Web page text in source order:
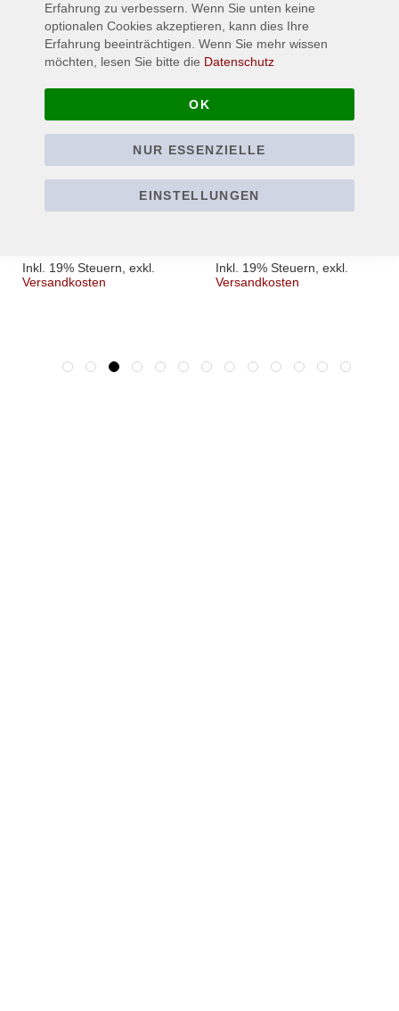
DEATH - Scream
Bloody Gore - Line Art -
White - T-Shirt
Inkl. 19% Steuern exkl.
Versandkosten
DEATH - Scream
Bloody Gore - Line Art -
Inkl. 19% Steuern exkl.
Versandkosten
Erfahrung zu verbessern. Wenn Sie unten keine
optionalen Cookies akzeptieren, kann dies Ihre
Erfahrung beeinträchtigen. Wenn Sie mehr wissen
möchten, lesen Sie bitte die Datenschutz
OK
NUR ESSENZIELLE
EINSTELLUNGEN